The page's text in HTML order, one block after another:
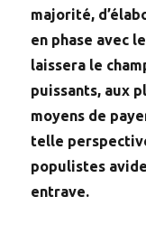
majorité,
en phase avec
laissera le
puissants, aux
moyens de
telle
populistes
entrave.